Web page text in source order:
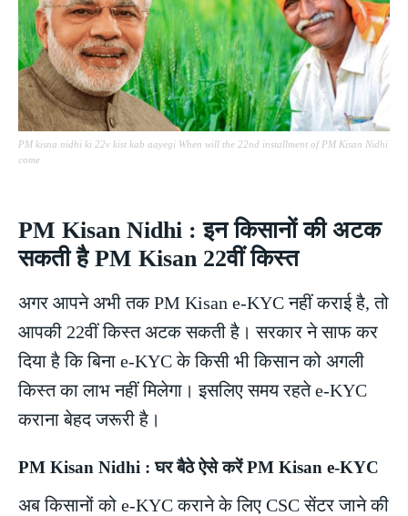
PM kisna nidhi ki 22v kist kab aayegi When will the 22nd installment of PM Kisan Nidhi
come
PM Kisan Nidhi : इन किसानों की अटक
सकती है PM Kisan 22वीं किस्त
अगर आपने अभी तक PM Kisan e-KYC नहीं कराई है, तो
आपकी 22वीं किस्त अटक सकती है। सरकार ने साफ कर
दिया है कि बिना e-KYC के किसी भी किसान को अगली
किस्त का लाभ नहीं मिलेगा। इसलिए समय रहते e-KYC
कराना बेहद जरूरी है।
PM Kisan Nidhi : घर बैठे ऐसे करें PM Kisan e-KYC
अब किसानों को e-KYC कराने के लिए CSC सेंटर जाने की